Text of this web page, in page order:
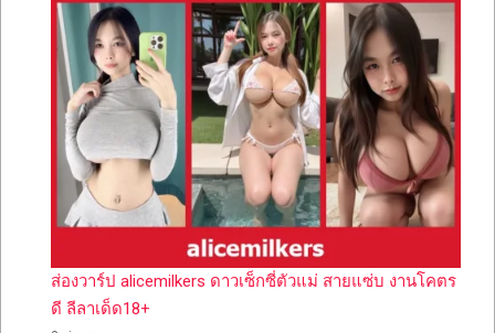
ส่องวาร์ป alicemilkers ดาวเซ็กซี่ตัวแม่ สายแซ่บ งานโคตร
ดี ลีลาเด็ด18+